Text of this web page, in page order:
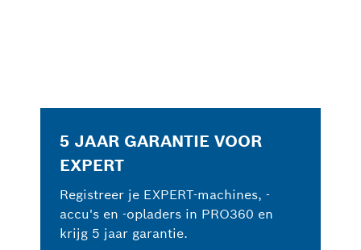
5 JAAR GARANTIE VOOR
EXPERT
Registreer je EXPERT-machines, -
accu's en -opladers in PRO360 en
krijg 5 jaar garantie.